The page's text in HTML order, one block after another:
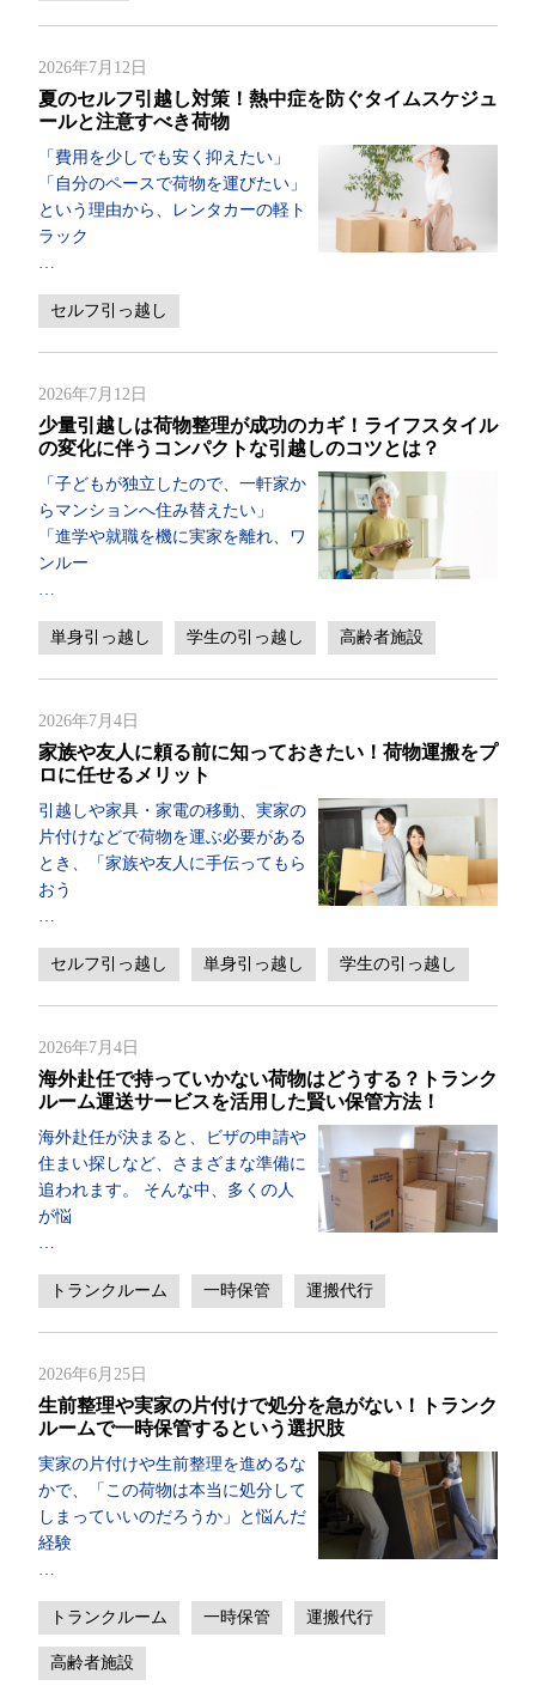
2026年7月12日
夏のセルフ引越し対策！熱中症を防ぐタイムスケジュ
ールと注意すべき荷物
「費用を少しでも安く抑えたい」
「自分のペースで荷物を運びたい」
という理由から、レンタカーの軽ト
ラック
…
セルフ引っ越し
2026年7月12日
少量引越しは荷物整理が成功のカギ！ライフスタイル
の変化に伴うコンパクトな引越しのコツとは？
「子どもが独立したので、一軒家か
らマンションへ住み替えたい」
「進学や就職を機に実家を離れ、ワ
ンルー
…
単身引っ越し 学生の引っ越し 高齢者施設
2026年7月4日
家族や友人に頼る前に知っておきたい！荷物運搬をプ
ロに任せるメリット
引越しや家具・家電の移動、実家の
片付けなどで荷物を運ぶ必要がある
とき、「家族や友人に手伝ってもら
おう
…
セルフ引っ越し 単身引っ越し 学生の引っ越し
2026年7月4日
海外赴任で持っていかない荷物はどうする？トランク
ルーム運送サービスを活用した賢い保管方法！
海外赴任が決まると、ビザの申請や
住まい探しなど、さまざまな準備に
追われます。 そんな中、多くの人
が悩
…
トランクルーム 一時保管 運搬代行
2026年6月25日
生前整理や実家の片付けで処分を急がない！トランク
ルームで一時保管するという選択肢
実家の片付けや生前整理を進めるな
かで、「この荷物は本当に処分して
しまっていいのだろうか」と悩んだ
経験
…
トランクルーム 一時保管 運搬代行
高齢者施設